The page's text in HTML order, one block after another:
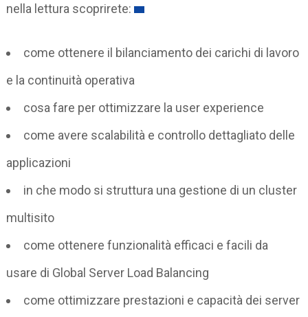
nella lettura scoprirete:
come ottenere il bilanciamento dei carichi di lavoro
e la continuità operativa
cosa fare per ottimizzare la user experience
come avere scalabilità e controllo dettagliato delle
applicazioni
in che modo si struttura una gestione di un cluster
multisito
come ottenere funzionalità efficaci e facili da
usare di Global Server Load Balancing
come ottimizzare prestazioni e capacità dei server